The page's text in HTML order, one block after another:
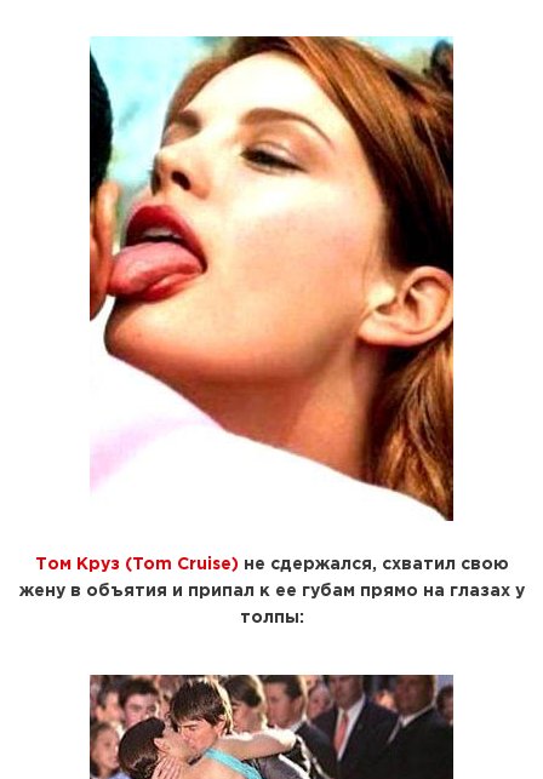
Том Круз (Tom Cruise) не сдержался, схватил свою
жену в объятия и припал к ее губам прямо на глазах у
толпы: